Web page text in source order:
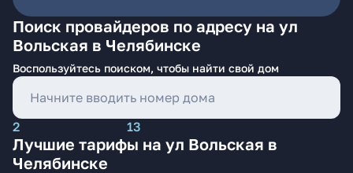
Поиск провайдеров по адресу на ул
Вольская в Челябинске
Воспользуйтесь поиском, чтобы найти свой дом
2 13
Лучшие тарифы на ул Вольская в
Челябинске